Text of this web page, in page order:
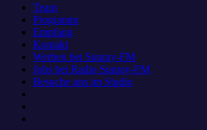
Team
Programm
Empfang
Kontakt
Werben bei Sunray-FM
Jobs bei Radio Sunray-FM
Besuche uns im Studio